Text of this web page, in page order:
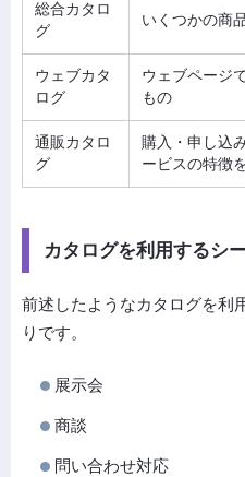
総合カタロ
グ
いくつかの商
ウェブカタ
ログ
ウェブページ
もの
通販カタロ
グ
購入・申し込
ービスの特徴
カタログを利用するシ
前述したようなカタログを利
りです。
展示会
商談
問い合わせ対応